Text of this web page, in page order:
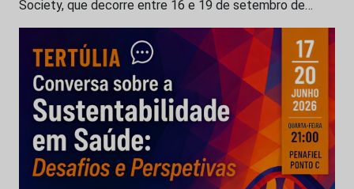
Society, que decorre entre 16 e 19 de setembro de…